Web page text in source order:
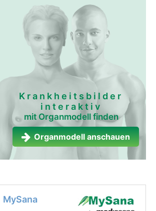
Krankheitsbilder
interaktiv
mit Organmodell finden
Organmodell anschauen
MySana